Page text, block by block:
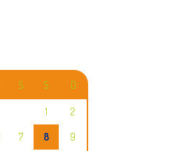
S S D
1 2
7 8 9